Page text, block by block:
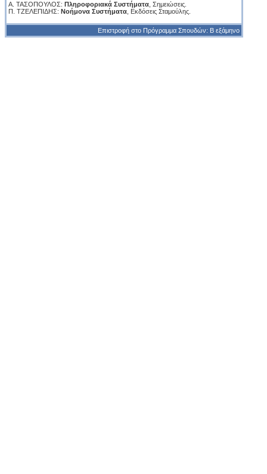
Α. ΤΑΣΟΠΟΥΛΟΣ: Πληροφοριακά Συστήματα , Σημειώσεις.
Π. ΤΖΕΛΕΠΙΔΗΣ: Νοήμονα Συστήματα , Εκδόσεις Σταμούλης.
Επιστροφή στο Πρόγραμμα Σπουδών: Β εξάμηνο